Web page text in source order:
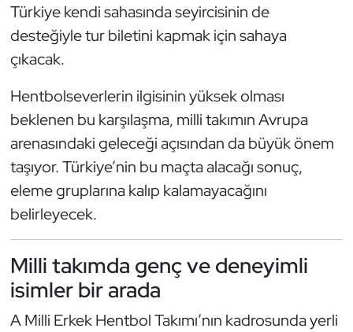
Türkiye kendi sahasında seyircisinin de
desteğiyle tur biletini kapmak için sahaya
çıkacak.
Hentbolseverlerin ilgisinin yüksek olması
beklenen bu karşılaşma, milli takımın Avrupa
arenasındaki geleceği açısından da büyük önem
taşıyor. Türkiye’nin bu maçta alacağı sonuç,
eleme gruplarına kalıp kalamayacağını
belirleyecek.
Milli takımda genç ve deneyimli
isimler bir arada
A Milli Erkek Hentbol Takımı’nın kadrosunda yerli
Optimist
Oryantiring
Özel Sporcular
Paralimpik
Ragbi
Satranç
Su Topu